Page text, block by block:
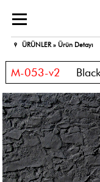
ÜRÜNLER » Ürün Detayı
M-053-v2